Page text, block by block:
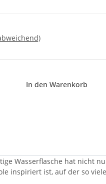
In den Warenkorb
Wasserflasche hat nicht
inspiriert ist, auf der so